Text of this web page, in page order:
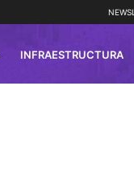
INFRAESTRUCTURA